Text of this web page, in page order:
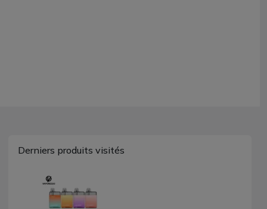
Derniers produits visités